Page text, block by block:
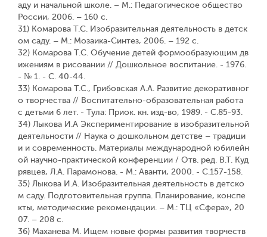
аду и начальной школе. – М.: Педагогическое общество
России, 2006. – 160 с.
31) Комарова Т.С. Изобразительная деятельность в детск
ом саду. – М.: Мозаика-Синтез, 2006. – 192 с.
32) Комарова Т.С. Обучение детей формообразующим дв
ижениям в рисовании // Дошкольное воспитание. - 1976.
- № 1. - С. 40-44.
33) Комарова Т.С., Грибовская А.А. Развитие декоративног
о творчества // Воспитательно-образовательная работа
с детьми 6 лет. - Тула: Приок. кн. изд-во, 1989. - С.85-93.
34) Лыкова И.А Экспериментирование в изобразительной
деятельности // Наука о дошкольном детстве – традици
и и современность. Материалы международной юбилейн
ой научно-практической конференции / Отв. ред. В.Т. Куд
рявцев, Л.А. Парамонова. - М.: Аванти, 2000. - С.157-158.
35) Лыкова И.А. Изобразительная деятельность в детско
м саду. Подготовительная группа. Планирование, конспе
кты, методические рекомендации. – М.: ТЦ «Сфера», 20
07. – 208 с.
36) Маханева М. Ищем новые формы развития творчеств